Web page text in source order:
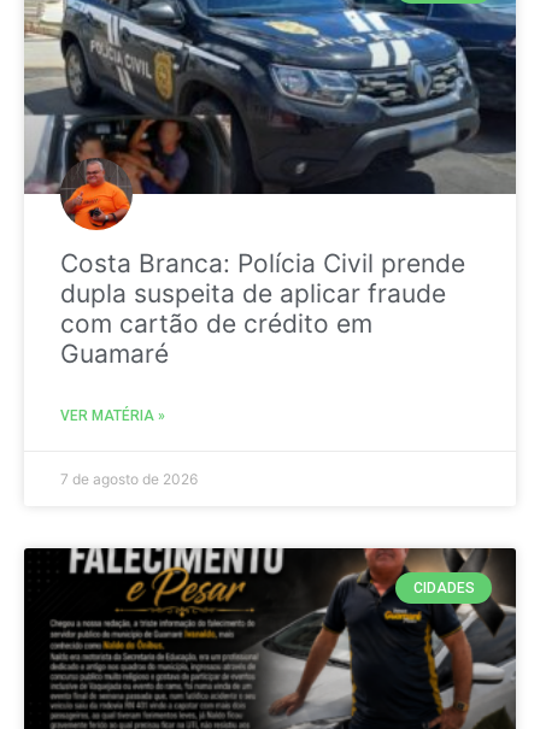
Costa Branca: Polícia Civil prende
dupla suspeita de aplicar fraude
com cartão de crédito em
Guamaré
VER MATÉRIA »
7 de agosto de 2026
CIDADES